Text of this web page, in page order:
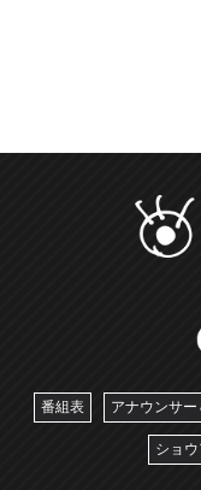
番組表 アナウンサ
ショ